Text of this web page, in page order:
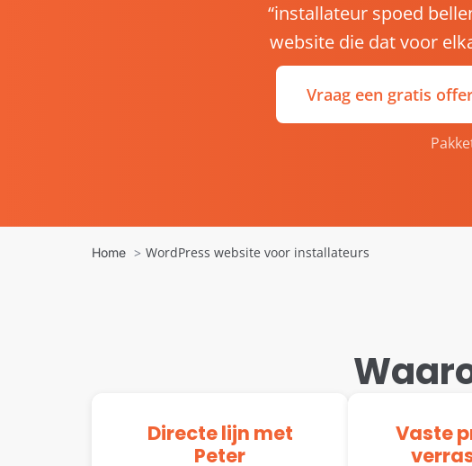
“installateur spoed
website die dat voor
Vraag een gratis
Home WordPress website voor installateurs
Directe lijn met
Peter
Vaste